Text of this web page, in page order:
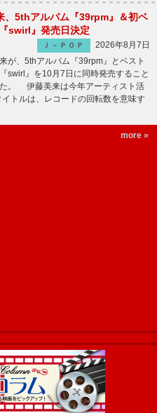
、5thアルバム『39rpm』＆初ベ
swirl』発売日決定
Ｊ－ＰＯＰ
2026年8月7日
が、5thアルバム『39rpm』とベスト
swirl』を10月7日に同時発売すること
。 伊藤美来は今年アーティスト活
トルは、レコードの回転数を意味す
more »